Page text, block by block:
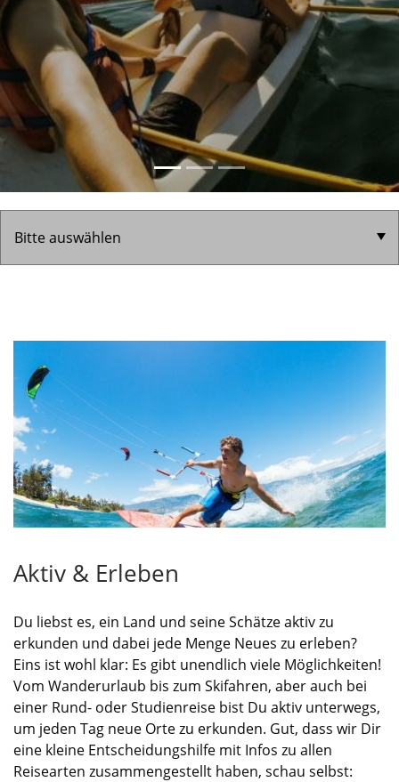
Aktiv & Erleben
Du liebst es, ein Land und seine Schätze aktiv zu
erkunden und dabei jede Menge Neues zu erleben?
Eins ist wohl klar: Es gibt unendlich viele Möglichkeiten!
Vom Wanderurlaub bis zum Skifahren, aber auch bei
einer Rund- oder Studienreise bist Du aktiv unterwegs,
um jeden Tag neue Orte zu erkunden. Gut, dass wir Dir
eine kleine Entscheidungshilfe mit Infos zu allen
Reisearten zusammengestellt haben, schau selbst: